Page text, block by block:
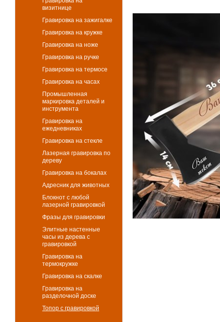
визитнице
Гравировка на зажигалке
Гравировка на кружке
Гравировка на ноже
Гравировка на ручке
Гравировка на термосе
Гравировка на часах
Промышленная
маркировка деталей и
инструмента
Гравировка на
ежедневниках
Гравировка на стекле
Лазерная гравировка по
дереву
Гравировка на бокалах
Адресник для животных
Блокнот с любой
лазерной гравировкой
Фразы для гравировки
Элитные настенные
часы из дерева с
гравировкой
Гравировка на
термокружке
Гравировка на скалке
Гравировка на
разделочной доске
Топор с гравировкой